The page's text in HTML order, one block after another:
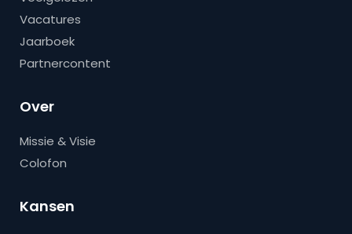
Vacatures
Jaarboek
Partnercontent
Over
Missie & Visie
Colofon
Kansen